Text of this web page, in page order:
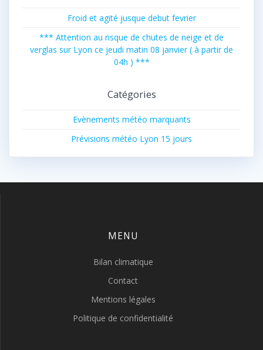
Froid et agité jusque debut fevrier
*** Attention au risque de chutes de neige et de
verglas sur Lyon ce jeudi matin 08 janvier ( à partir de
04h ) ***
Catégories
Evènements météo marquants
Prévisions météo Lyon 15 jours
MENU
Bilan climatique
Contact
Mentions légales
Politique de confidentialité